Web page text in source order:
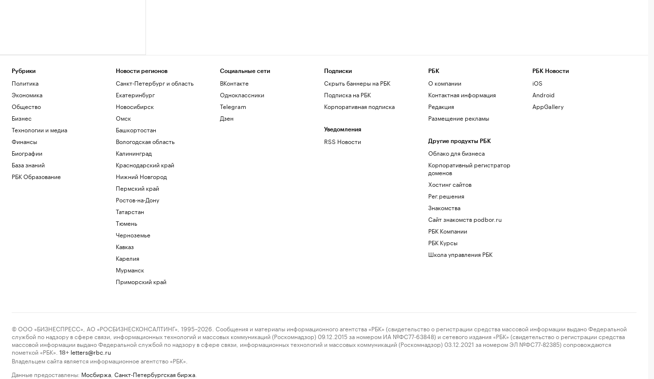
Рубрики
Политика
Экономика
Общество
Бизнес
Технологии и медиа
Финансы
Биографии
База знаний
РБК Образование
Новости регионов
Санкт-Петербург и область
Екатеринбург
Новосибирск
Омск
Башкортостан
Вологодская область
Калининград
Краснодарский край
Нижний Новгород
Пермский край
Ростов-на-Дону
Татарстан
Тюмень
Черноземье
Кавказ
Карелия
Мурманск
Приморский край
Социальные сети
ВКонтакте
Одноклассники
Telegram
Дзен
Подписки
Скрыть баннеры на РБК
Подписка на РБК
Корпоративная подписка
Уведомления
RSS Новости
РБК
О компании
Контактная информация
Редакция
Размещение рекламы
Другие продукты РБК
Облако для бизнеса
Корпоративный регистратор
доменов
Хостинг сайтов
Рег.решения
Знакомства
Сайт знакомств podbor.ru
РБК Компании
РБК Курсы
Школа управления РБК
РБК Новости
iOS
Android
AppGallery
© ООО «БИЗНЕСПРЕСС», АО «РОСБИЗНЕСКОНСАЛТИНГ», 1995–2026. Сообщения и материалы информационного агентства «РБК» (свидетельство о регистрации средства массовой информации выдано Федеральной
службой по надзору в сфере связи, информационных технологий и массовых коммуникаций (Роскомнадзор) 09.12.2015 за номером ИА №ФС77-63848) и сетевого издания «РБК» (свидетельство о регистрации средства
массовой информации выдано Федеральной службой по надзору в сфере связи, информационных технологий и массовых коммуникаций (Роскомнадзор) 03.12.2021 за номером ЭЛ №ФС77-82385) сопровождаются
пометкой «РБК».
18+ letters@rbc.ru
Владельцем сайта является информационное агентство «РБК».
Данные предоставлены: Мосбиржа Санкт-Петербургская биржа